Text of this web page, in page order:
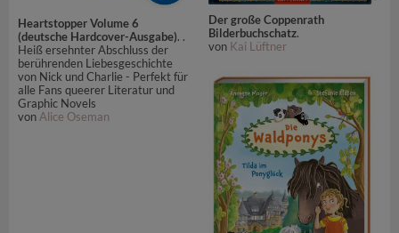
Heartstopper Volume 6
(deutsche Hardcover-Ausgabe). .
Heiß ersehnter Abschluss der
berührenden Liebesgeschichte
von Nick und Charlie - Perfekt für
alle Fans queerer Literatur und
Graphic Novels
vonAlice Oseman
Der große Coppenrath
Bilderbuchschatz.
von Kai Lüftner